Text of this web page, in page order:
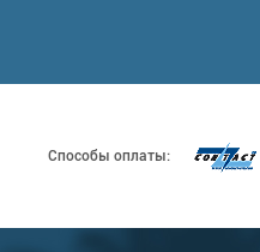
Способы оплаты: